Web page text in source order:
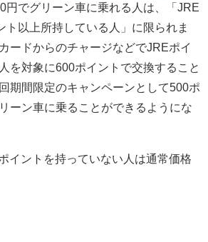
円でグリーン車に乗れる人は、「JRE
ト以上所持している人」に限られま
ードからのチャージなどでJREポイ
を対象に600ポイントで交換すること
期間限定のキャンペーンとして500ポ
ーン車に乗ることができるようにな
イントを持っていない人は通常価格